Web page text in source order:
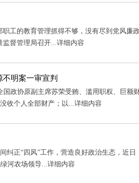
的教育管理抓得不够，没有尽到党风廉
督管理局召开...详细内容
明案一审宣判
政协原副主席苏荣受贿、滥用职权、巨额
收个人全部财产；以...详细内容
正“四风”工作，营造良好政治生态，近日
河农场领导...详细内容